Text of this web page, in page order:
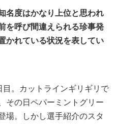
名度はかなり上位と思われ
を呼び間違えられる珍事発
かれている状況を表してい
。カットラインギリギリで
その日ペパーミントグリー
場。しかし選手紹介のスタ